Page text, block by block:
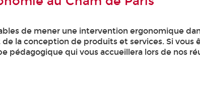
de mener une intervention ergonomique
la conception de produits et services. Si vous
pédagogique qui vous accueillera lors de nos